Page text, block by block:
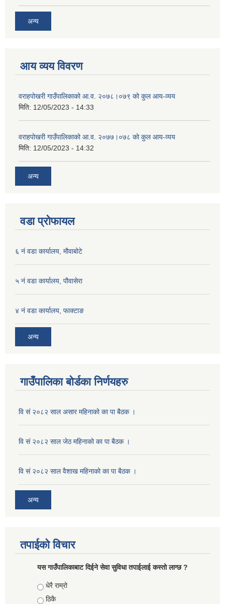
अन्य
आय व्यय विवरण
वराहपोखरी गाउँपालिकाको आ.व. २०७८।०७९ को कुल आय-व्यय
मिति: 12/05/2023 - 14:33
वराहपोखरी गाउँपालिकाको आ.व. २०७७।०७८ को कुल आय-व्यय
मिति: 12/05/2023 - 14:32
अन्य
वडा प्रोफायल
६ नं वडा कार्यालय, मौवाबोटे
५ नं वडा कार्यालय, पौवासेरा
४ नं वडा कार्यालय, फाक्टाङ
अन्य
गाउँपालिका बोर्डका निर्णयहरु
वि सं २०८२ साल असार महिनाको का पा बैठक ।
वि सं २०८२ साल जेठ महिनाको का पा बैठक ।
वि सं २०८२ साल वैशाख महिनाको का पा बैठक ।
अन्य
तपाईको विचार
यस गाउँपालिकाबाट दिईने सेवा सुविधा तपाईलाई कस्तो लाग्छ ?
Choices
धेरै राम्रो
ठिकै